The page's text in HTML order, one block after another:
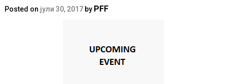
Posted on јули 30, 2017 by PFF